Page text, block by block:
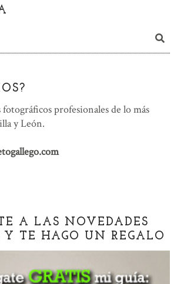
profesionales de lo más
y León.
A LAS NOVEDADES
Y TE HAGO UN REGALO